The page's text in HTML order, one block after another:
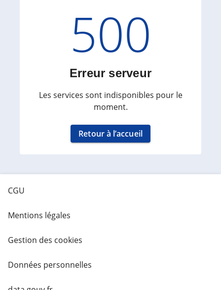
Code
500
Erreur serveur
Les services sont indisponibles pour le
moment.
Retour à l’accueil
CGU
Mentions légales
Gestion des cookies
Données personnelles